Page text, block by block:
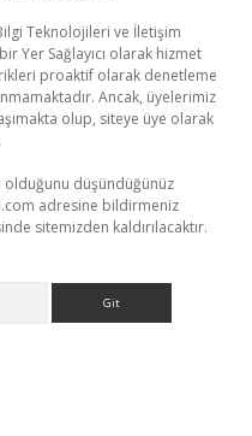
Teknolojileri ve İletişim
Yer Sağlayıcı olarak hizmet
proaktif olarak denetleme
Ancak, üyelerimiz
olup, siteye üye olarak
olduğunu düşündüğünüz
adresine bildirmeniz
sitemizden kaldırılacaktır.